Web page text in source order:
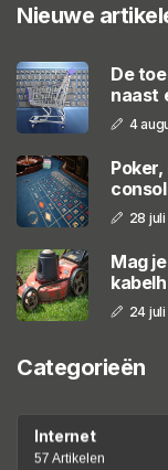
Nieuwe
De
naast
4
28
Mag
24
Categorieën
Internet
57 Artikelen